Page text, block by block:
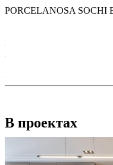
PORCELANOSA SOCHI
В проектах